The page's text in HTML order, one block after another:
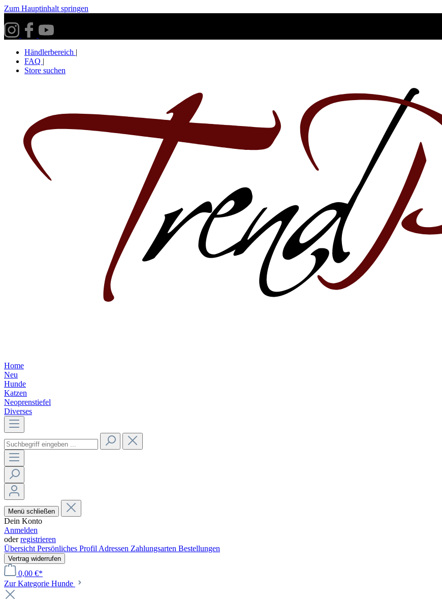
Zum Hauptinhalt springen
Händlerbereich |
FAQ |
Store suchen
Home
Neu
Hunde
Katzen
Neoprenstiefel
Diverses
Menü schließen
Dein Konto
Anmelden
oderregistrieren
ÜbersichtPersönliches ProfilAdressen Zahlungsarten Bestellungen
Vertrag widerrufen
0,00 €*
Zur Kategorie Hunde